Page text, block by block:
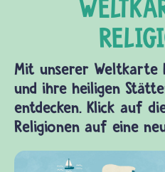
Mit unserer Weltkarte
und ihre heiligen
entdecken. Klick auf
Religionen auf eine